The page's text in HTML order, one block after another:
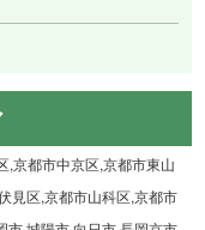
,京都市中京区,京都市東山
見区,京都市山科区,京都市